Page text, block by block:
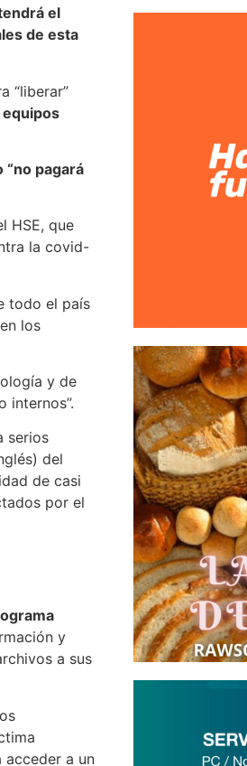
el
de esta
“liberar”
equipos
“no pagará
HSE, que
la covid-
todo el país
los
y de
internos”.
serios
del
de casi
por el
y
a sus
acceder a un